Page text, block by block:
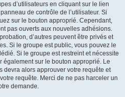
d’utilisateurs en cliquant sur le lien
de contrôle de l’utilisateur. Si
sur le bouton approprié. Cependant,
pas ouverts aux nouvelles adhésions.
d’autres peuvent être privés et
Si le groupe est public, vous pouvez le
Si le groupe est restreint et nécessite
sur le bouton approprié. Le
devra alors approuver votre requête et
requête. Merci de ne pas harceler un
demande.